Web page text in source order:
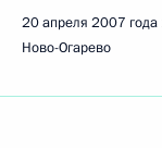
20 апреля 2007 года
Ново-Огарево